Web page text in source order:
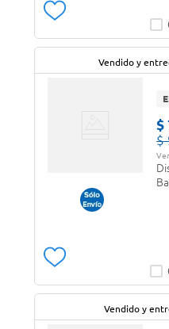
Vendido y
$
$
Vendido y